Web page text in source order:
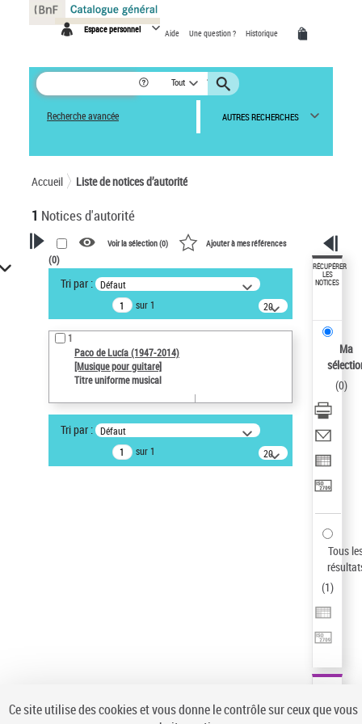
Espace personnel Aide Une question ? Historique
Tout
Recherche avancée AUTRES RECHERCHES
Accueil Liste de notices d’autorité
1 Notices d'autorité
VOTRE RECHERCHE
Recherche avancée dans les
notices d’autorité
Œuvres liées à l'auteur :
Paco de Lucía (1947-2014)
Type de notice d'autorité
Voir la sélection (0) Ajouter à mes références
(0)
Tri par : Défaut
sur 1
20
résultats/page
1
Paco de Lucía (1947-2014)
[Musique pour guitare]
Titre uniforme musical
Tri par : Défaut
sur 1
20
résultats/page
RÉCUPÉRER
LES
NOTICES
Ma
(0)
Tous
(1)
Panneau de gestion des cookies
Ce site utilise des cookies et vous donne le contrôle sur ceux que vous